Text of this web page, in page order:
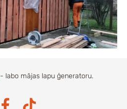
- labo mājas lapu ģeneratoru.